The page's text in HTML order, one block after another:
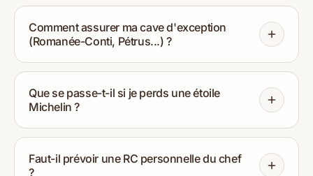
Comment assurer ma cave d'exception
(Romanée-Conti, Pétrus...) ?
Que se passe-t-il si je perds une étoile
Michelin ?
Faut-il prévoir une RC personnelle du chef
?